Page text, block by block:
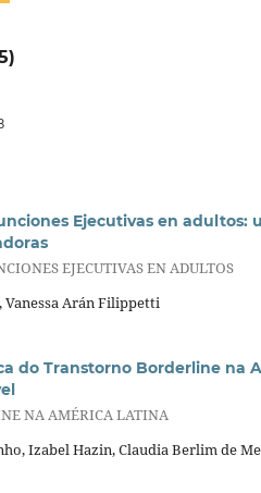
Ejecutivas en
EJECUTIVAS EN ADULTOS
Arán Filippetti
do Transtorno Borderline na
NA AMÉRICA LATINA
Izabel Hazin, Claudia Berlim de